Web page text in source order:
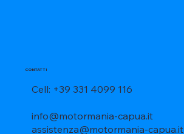
CONTATTI
Cell: +39 331 4099 116
info@motormania-capua.it
assistenza@motormania-capua.it